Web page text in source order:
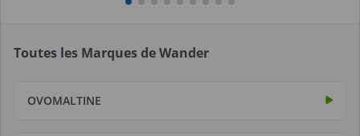
Toutes les Marques de Wander
OVOMALTINE